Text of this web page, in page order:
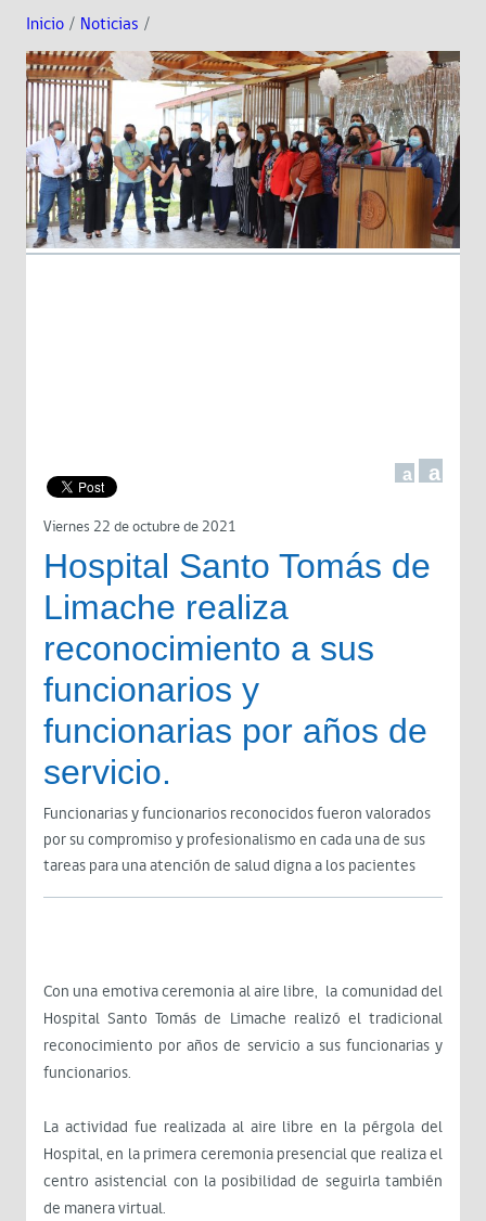
Inicio / Noticias /
a a
Viernes 22 de octubre de 2021
Hospital Santo Tomás de
Limache realiza
reconocimiento a sus
funcionarios y
funcionarias por años de
servicio.
Funcionarias y funcionarios reconocidos fueron valorados
por su compromiso y profesionalismo en cada una de sus
tareas para una atención de salud digna a los pacientes
Con una emotiva ceremonia al aire libre, la comunidad del
Hospital Santo Tomás de Limache realizó el tradicional
reconocimiento por años de servicio a sus funcionarias y
funcionarios.
La actividad fue realizada al aire libre en la pérgola del
Hospital, en la primera ceremonia presencial que realiza el
centro asistencial con la posibilidad de seguirla también
de manera virtual.